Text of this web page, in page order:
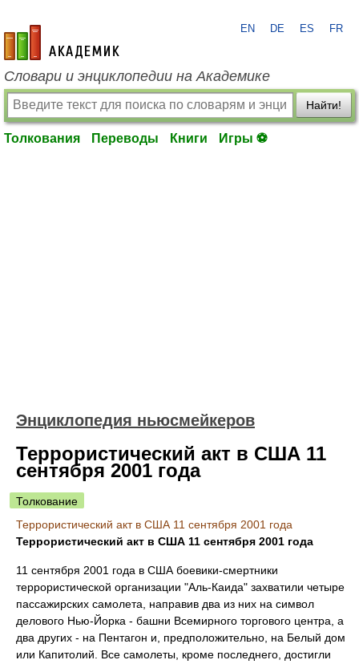
academic.ru
EN DE ES FR
Словари и энциклопедии на Академике
Найти!
Толкования Переводы Книги Игры ⚽
Энциклопедия ньюсмейкеров
Террористический акт в США 11
сентября 2001 года
Толкование
Террористический акт в США 11 сентября 2001 года
Террористический акт в США 11 сентября 2001 года
11 сентября 2001 года в США боевики-смертники
террористической организации "Аль-Каида" захватили четыре
пассажирских самолета, направив два из них на символ
делового Нью-Йорка - башни Всемирного торгового центра, а
два других - на Пентагон и, предположительно, на Белый дом
или Капитолий. Все самолеты, кроме последнего, достигли